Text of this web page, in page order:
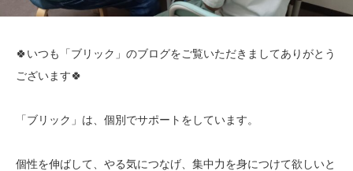
🍀いつも「ブリック」のブログをご覧いただきましてありがとう
ございます🍀
「ブリック」は、個別でサポートをしています。
個性を伸ばして、やる気につなげ、集中力を身につけて欲しいと